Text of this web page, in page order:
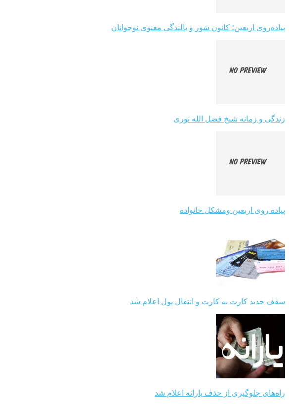
پیاده‌روی اربعین؛ کانون شور و بالندگی معنوی نوجوانان
زندگی و زمانه شیخ فضل الله نوری
پیاده روی اربعین ومشکل خانواده
سقف جدید کارت به کارت و انتقال پول اعلام شد
راه‌های جلوگیری از حذف یارانه اعلام شد